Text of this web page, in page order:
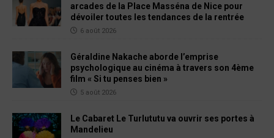
arcades de la Place Masséna de Nice pour
dévoiler toutes les tendances de la rentrée
6 août 2026
Géraldine Nakache aborde l’emprise
psychologique au cinéma à travers son 4ème
film « Si tu penses bien »
5 août 2026
Le Cabaret Le Turlututu va ouvrir ses portes à
Mandelieu